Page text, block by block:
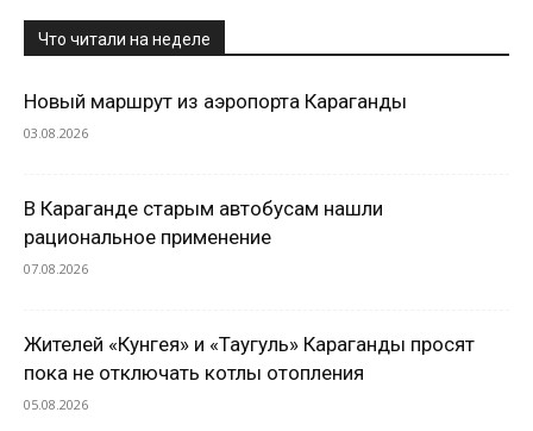
Что читали на неделе
Новый маршрут из аэропорта Караганды
03.08.2026
В Караганде старым автобусам нашли
рациональное применение
07.08.2026
Жителей «Кунгея» и «Таугуль» Караганды просят
пока не отключать котлы отопления
05.08.2026